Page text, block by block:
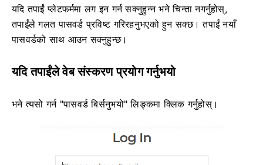
यदि तपाईं प्लेटफर्ममा लग इन गर्न सक्नुहुन्न भने चिन्ता नगर्नुहोस्,
तपाईंले गलत पासवर्ड प्रविष्ट गरिरहनुभएको हुन सक्छ। तपाईं नयाँ
पासवर्डको साथ आउन सक्नुहुन्छ।
यदि तपाईंले वेब संस्करण प्रयोग गर्नुभयो
भने त्यसो गर्न "पासवर्ड बिर्सनुभयो" लिङ्कमा क्लिक गर्नुहोस्।